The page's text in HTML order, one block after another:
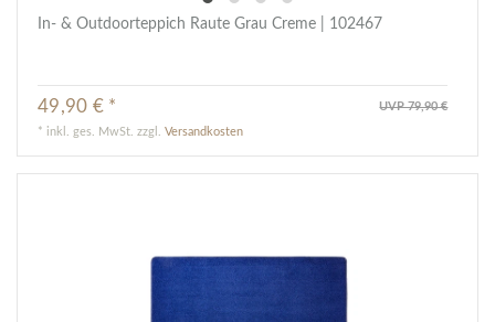
In- & Outdoorteppich Raute Grau Creme | 102467
UVP 79,90 €
49,90 € *
* inkl. ges. MwSt. zzgl.Versandkosten